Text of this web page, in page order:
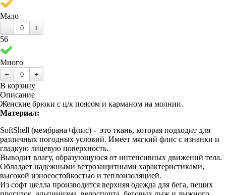
Мало
56
Много
В корзину
Описание
Женские брюки с ц/к поясом и карманом на молнии.
Материал:
SoftShell (мембрана+флис) - это ткань, которая подходит для
различных погодных условий. Имеет мягкий флис с изнанки и
гладкую лицевую поверхность.
Выводит влагу, образующуюся от интенсивных движений тела.
Обладает надежными ветрозащитными характеристиками,
высокой износостойкостью и теплоизоляцией.
Из софт шелла производится верхняя одежда для бега, пеших